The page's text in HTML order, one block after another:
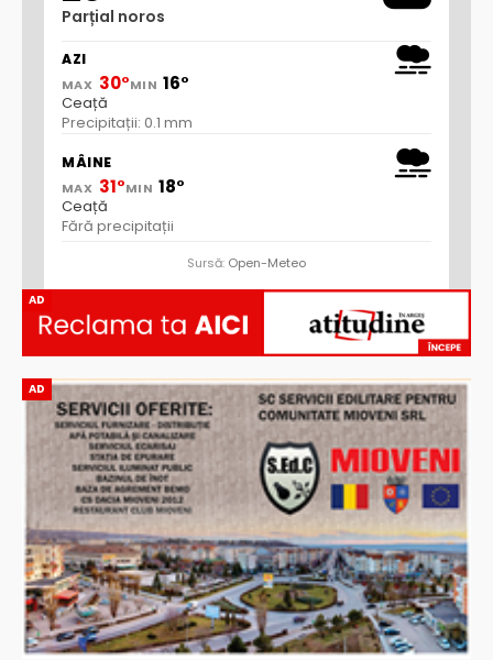
AD
AD
Parțial noros
AZI
MAX 30°MIN 16°
Ceață
Precipitații: 0.1 mm
MÂINE
MAX 31°MIN 18°
Ceață
Fără precipitații
Sursă: Open-Meteo